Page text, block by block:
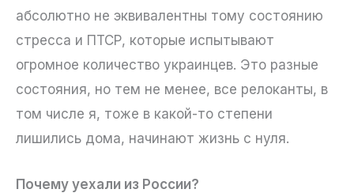
абсолютно не эквивалентны тому состоянию
стресса и ПТСР, которые испытывают
огромное количество украинцев. Это разные
состояния, но тем не менее, все релоканты, в
том числе я, тоже в какой-то степени
лишились дома, начинают жизнь с нуля.
Почему уехали из России?